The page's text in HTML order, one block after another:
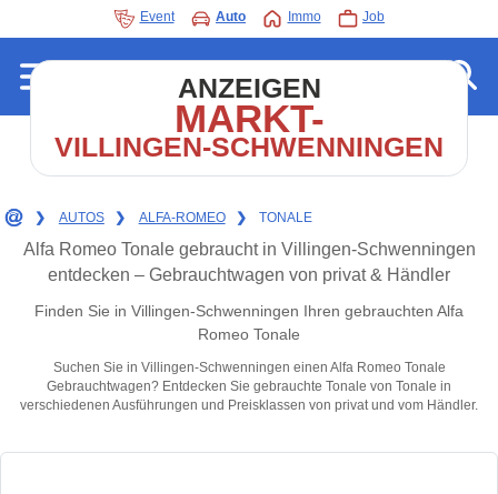
Event Auto Immo Job
ANZEIGEN
MARKT-
VILLINGEN-SCHWENNINGEN
❯ AUTOS ❯ ALFA-ROMEO ❯ TONALE
Alfa Romeo Tonale gebraucht in Villingen-Schwenningen
entdecken – Gebrauchtwagen von privat & Händler
Finden Sie in Villingen-Schwenningen Ihren gebrauchten Alfa
Romeo Tonale
Suchen Sie in Villingen-Schwenningen einen Alfa Romeo Tonale
Gebrauchtwagen? Entdecken Sie gebrauchte Tonale von Tonale in
verschiedenen Ausführungen und Preisklassen von privat und vom Händler.